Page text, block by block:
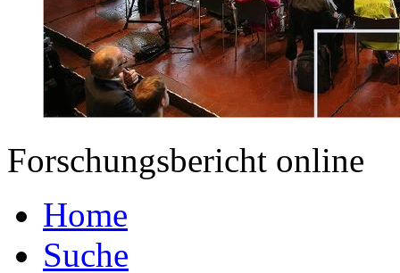
Forschungsbericht online
Home
Suche